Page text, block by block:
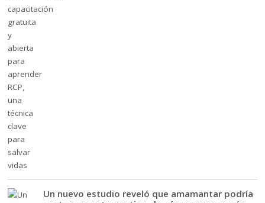
Un nuevo estudio reveló que amamantar podría